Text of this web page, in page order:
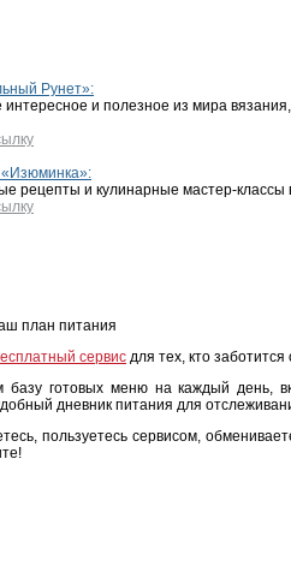
Рунет»:
и полезное из мира
«Изюминка»:
рецепты и кулинарные мастер-классы
план питания
сервис для тех, кто
базу готовых меню на каждый день,
дневник питания для
пользуетесь сервисом,